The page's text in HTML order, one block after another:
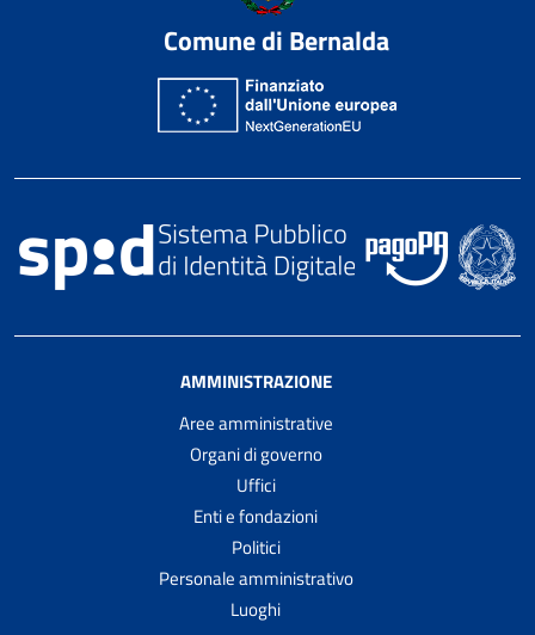
Comune di Bernalda
AMMINISTRAZIONE
Aree amministrative
Organi di governo
Uffici
Enti e fondazioni
Politici
Personale amministrativo
Luoghi